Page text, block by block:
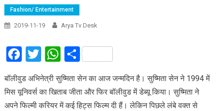
Fashion/ Entertainment
2019-11-19 Arya Tv Desk
Facebook
TwitterWhatsApp
Share
बॉलीवुड अभिनेत्री सुष्मिता सेन का आज जन्मदिन है। सुष्मिता सेन ने 1994 में
मिस यूनिवर्स का खिताब जीता और फिर बॉलीवुड में डेब्यू किया। सुष्मिता ने
अपने फिल्मी करियर में कई हिट्स फिल्म दी हैं। लेकिन पिछले लंबे वक्त से